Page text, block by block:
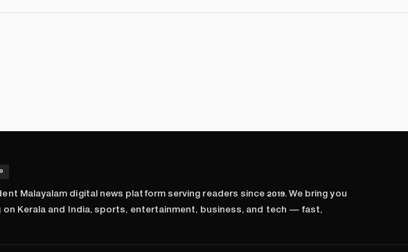
Malayalam digital news platform serving readers since 2019. We bring you
Kerala and India, sports, entertainment, business, and tech — fast,